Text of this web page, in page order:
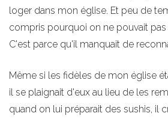
loger dans mon église. Et peu de
compris pourquoi on ne pouvait pas
C'est parce qu'il manquait de
Même si les fidèles de mon église
il se plaignait d'eux au lieu de les
quand on lui préparait des sushis, il